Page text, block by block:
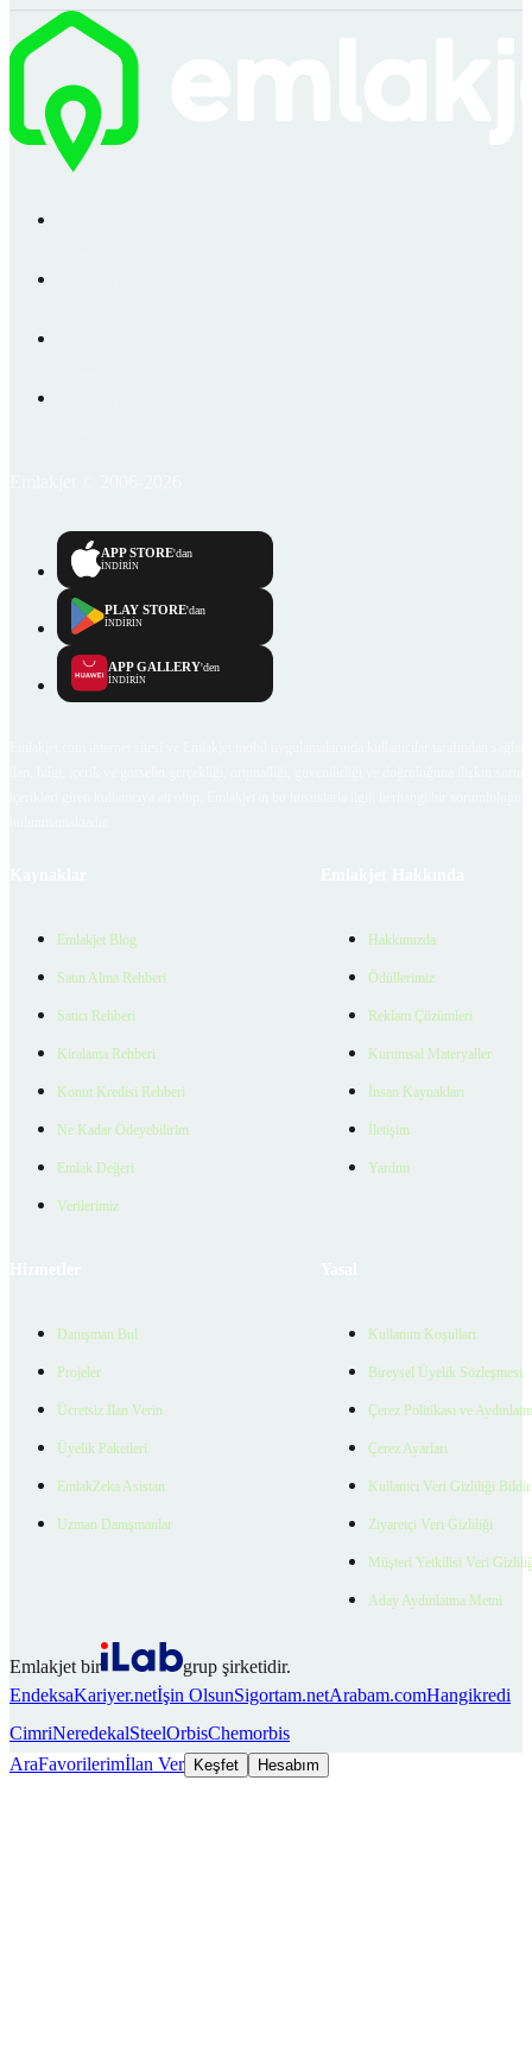
APP STORE'dan
İNDİRİN
PLAY STORE'dan
İNDİRİN
APP GALLERY'den
İNDİRİN
Emlakjet Blog
Satın Alma Rehberi
Satıcı Rehberi
Kiralama Rehberi
Konut Kredisi Rehberi
Ne Kadar Ödeyebilirim
Emlak Değeri
Verilerimiz
Hakkımızda
Ödüllerimiz
Reklam Çözümleri
Kurumsal Materyaller
İnsan Kaynakları
İletişim
Yardım
Danışman Bul
Projeler
Ücretsiz İlan Verin
Üyelik Paketleri
EmlakZeka Asistan
Uzman Danışmanlar
Kullanım Koşulları
Bireysel Üyelik Sözleşmesi
Çerez Politikası ve
Çerez Ayarları
Kullanıcı Veri Gizliliği
Ziyaretçi Veri Gizliliği
Müşteri Yetkilisi Veri
Aday Aydınlatma Metni
Emlakjet bir
grup şirketidir.
EndeksaKariyer.netİşin OlsunSigortam.netArabam.comHangikredi
CimriNeredekalSteelOrbisChemorbis
AraFavorilerimİlan Ver Keşfet Hesabım